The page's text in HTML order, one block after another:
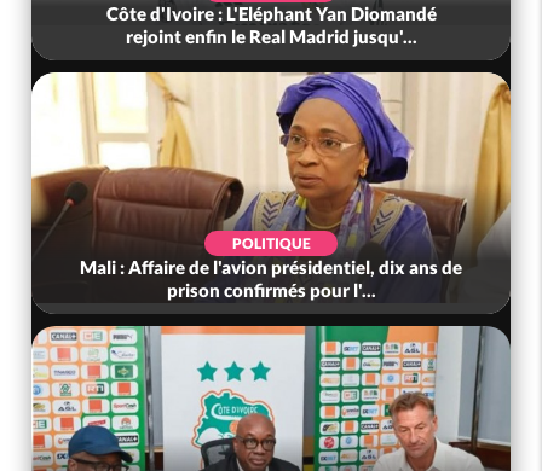
Côte d'Ivoire : L'Eléphant Yan Diomandé
rejoint enfin le Real Madrid jusqu'...
POLITIQUE
Mali : Affaire de l'avion présidentiel, dix ans de
prison confirmés pour l'...